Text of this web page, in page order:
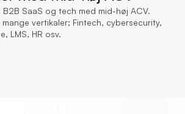
SaaS og tech med mid-høj ACV.
vertikaler; Fintech, cybersecurity,
LMS, HR osv.